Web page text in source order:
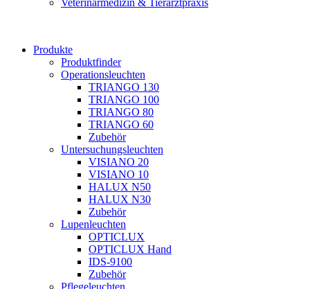
Veterinärmedizin & Tierarztpraxis
Produkte
Produktfinder
Operationsleuchten
TRIANGO 130
TRIANGO 100
TRIANGO 80
TRIANGO 60
Zubehör
Untersuchungsleuchten
VISIANO 20
VISIANO 10
HALUX N50
HALUX N30
Zubehör
Lupenleuchten
OPTICLUX
OPTICLUX Hand
IDS-9100
Zubehör
Pflegeleuchten